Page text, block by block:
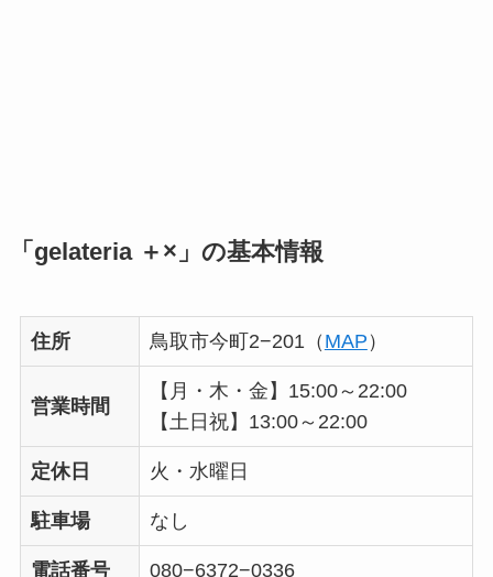
「gelateria ＋×」の基本情報
住所 鳥取市今町2−201（ MAP ）
営業時間
【月・木・金】15:00～22:00
【土日祝】13:00～22:00
定休日 火・水曜日
駐車場 なし
電話番号 080−6372−0336